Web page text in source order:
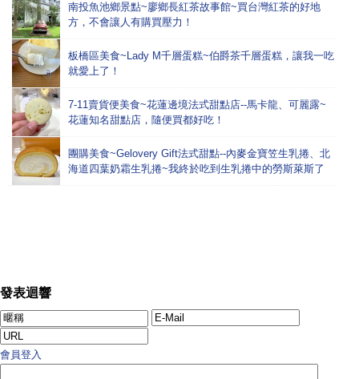
南投魚池鄉景點~廖鄉長紅茶故事館~買台灣紅茶的好地
方，不會讓人有購買壓力！
板橋區美食~Lady M千層蛋糕~伯爵茶千層蛋糕，讓我一吃
就愛上了！
7-11賣貨便美食~花蓮邊境法式甜點店--馬卡龍、可麗露~
花蓮知名甜點店，隨便買都好吃！
團購美食~Gelovery Gift法式甜點--內麥金寶笠生乳捲、北
海道四葉奶霜生乳捲~我終於吃到生乳捲中的勞斯萊斯了
發表迴響
會員登入